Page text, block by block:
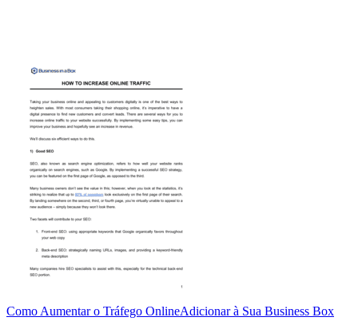
Como Aumentar o Tráfego OnlineAdicionar à Sua Business Box